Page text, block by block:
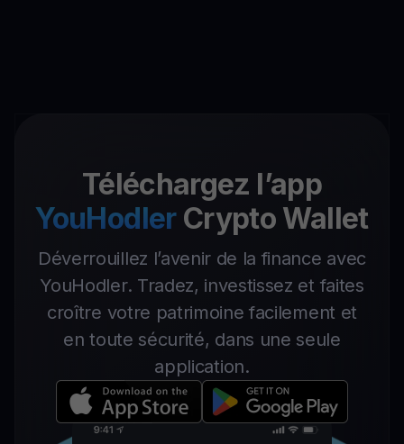
Téléchargez l’app
YouHodler Crypto Wallet
Déverrouillez l’avenir de la finance avec
YouHodler. Tradez, investissez et faites
croître votre patrimoine facilement et
en toute sécurité, dans une seule
application.